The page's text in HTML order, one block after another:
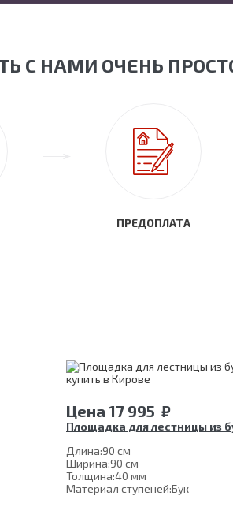
С НАМИ ОЧЕНЬ
ПРЕДОПЛАТА
Цена 17 995 ₽
Площадка для лестницы из
Длина:90 см
Ширина:90 см
Толщина:40 мм
Материал ступеней:Бук